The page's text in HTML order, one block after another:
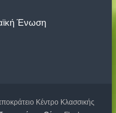
Ένωση
Κέντρο Κλασσικής